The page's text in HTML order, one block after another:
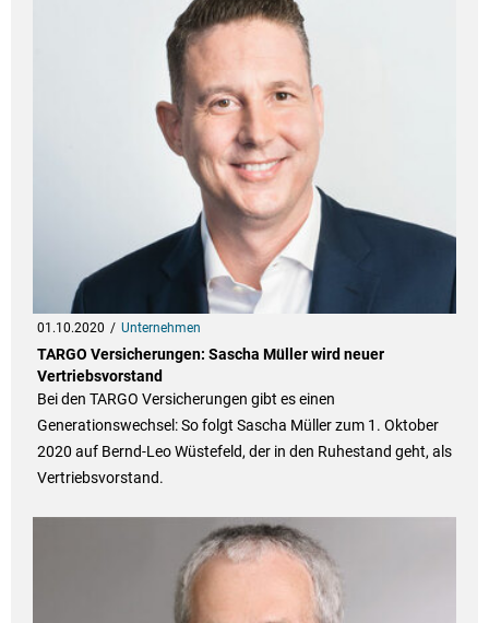
01.10.2020 Unternehmen
TARGO Versicherungen: Sascha Müller wird neuer
Vertriebsvorstand
Bei den TARGO Versicherungen gibt es einen
Generationswechsel: So folgt Sascha Müller zum 1. Oktober
2020 auf Bernd-Leo Wüstefeld, der in den Ruhestand geht, als
Vertriebsvorstand.